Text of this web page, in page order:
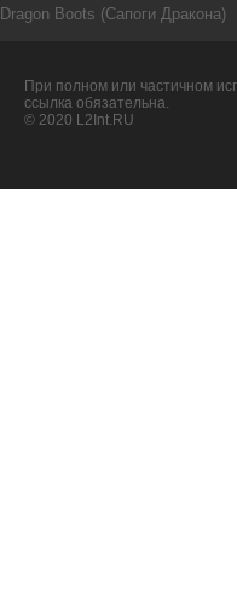
Dragon Boots (Сапоги Дракона)
При полном или частичном
ссылка обязательна.
© 2020 L2Int.RU